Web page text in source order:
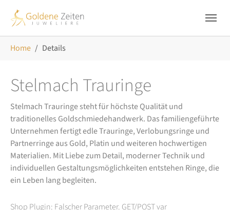
Home Details
Stelmach Trauringe
Stelmach Trauringe steht für höchste Qualität und
traditionelles Goldschmiedehandwerk. Das familiengeführte
Unternehmen fertigt edle Trauringe, Verlobungsringe und
Partnerringe aus Gold, Platin und weiteren hochwertigen
Materialien. Mit Liebe zum Detail, moderner Technik und
individuellen Gestaltungsmöglichkeiten entstehen Ringe, die
ein Leben lang begleiten.
Shop Plugin: Falscher Parameter. GET/POST var